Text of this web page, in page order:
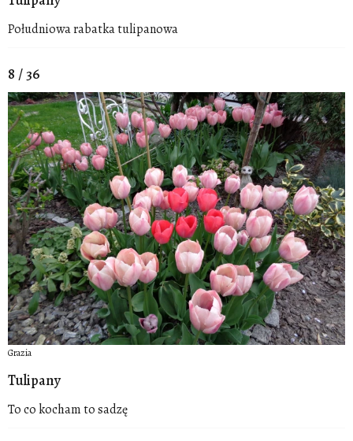
Południowa rabatka tulipanowa
8 / 36
Grazia
Tulipany
To co kocham to sadzę